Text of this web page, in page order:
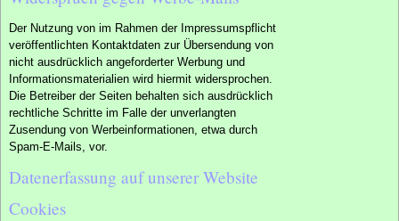
Der Nutzung von im Rahmen der Impressumspflicht
veröffentlichten Kontaktdaten zur Übersendung von
nicht ausdrücklich angeforderter Werbung und
Informationsmaterialien wird hiermit widersprochen.
Die Betreiber der Seiten behalten sich ausdrücklich
rechtliche Schritte im Falle der unverlangten
Zusendung von Werbeinformationen, etwa durch
Spam-E-Mails, vor.
Datenerfassung auf unserer Website
Cookies